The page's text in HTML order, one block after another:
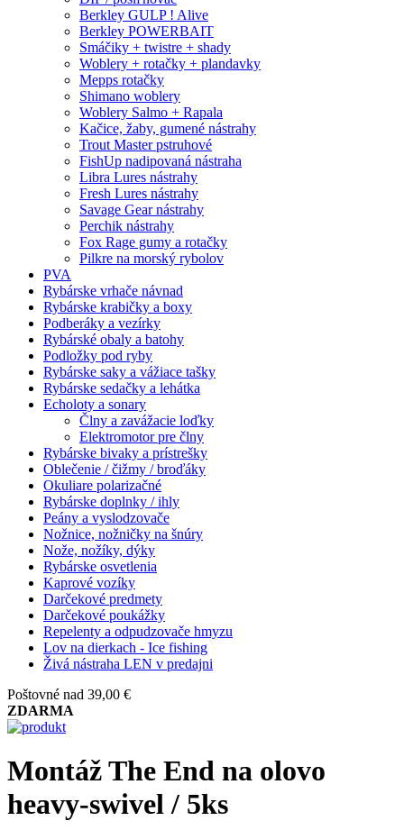
Berkley GULP ! Alive
Berkley POWERBAIT
Smáčiky + twistre + shady
Woblery + rotačky + plandavky
Mepps rotačky
Shimano woblery
Woblery Salmo + Rapala
Kačice, žaby, gumené nástrahy
Trout Master pstruhové
FishUp nadipovaná nástraha
Libra Lures nástrahy
Fresh Lures nástrahy
Savage Gear nástrahy
Perchik nástrahy
Fox Rage gumy a rotačky
Pilkre na morský rybolov
PVA
Rybárske vrhače návnad
Rybárske krabičky a boxy
Podberáky a vezírky
Rybárské obaly a batohy
Podložky pod ryby
Rybárske saky a vážiace tašky
Rybárske sedačky a lehátka
Echoloty a sonary
Člny a zavážacie loďky
Elektromotor pre člny
Rybárske bivaky a prístrešky
Oblečenie / čižmy / broďáky
Okuliare polarizačné
Rybárske doplnky / ihly
Peány a vyslodzovače
Nožnice, nožničky na šnúry
Nože, nožíky, dýky
Rybárske osvetlenia
Kaprové vozíky
Darčekové predmety
Darčekové poukážky
Repelenty a odpudzovače hmyzu
Lov na dierkach - Ice fishing
Živá nástraha LEN v predajni
Poštovné nad 39,00 €
ZDARMA
Montáž The End na olovo
heavy-swivel / 5ks